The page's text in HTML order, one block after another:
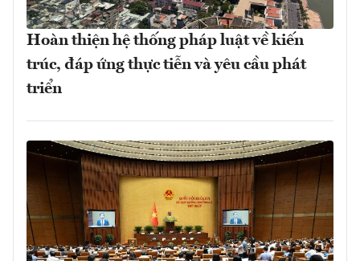
Hoàn thiện hệ thống pháp luật về kiến
trúc, đáp ứng thực tiễn và yêu cầu phát
triển